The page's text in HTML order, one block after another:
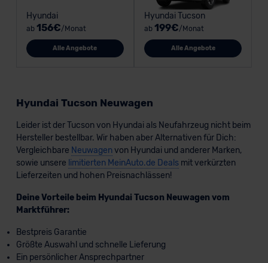
Hyundai
ab 156€/Monat
Alle Angebote
Hyundai Tucson
ab 199€/Monat
Alle Angebote
Hyundai Tucson Neuwagen
Leider ist der Tucson von Hyundai als Neufahrzeug nicht beim
Hersteller bestellbar. Wir haben aber Alternativen für Dich:
Vergleichbare Neuwagenvon Hyundai und anderer Marken,
sowie unsere limitierten MeinAuto.de Dealsmit verkürzten
Lieferzeiten und hohen Preisnachlässen!
Deine Vorteile beim Hyundai Tucson Neuwagen vom
Marktführer:
Bestpreis Garantie
Größte Auswahl und schnelle Lieferung
Ein persönlicher Ansprechpartner